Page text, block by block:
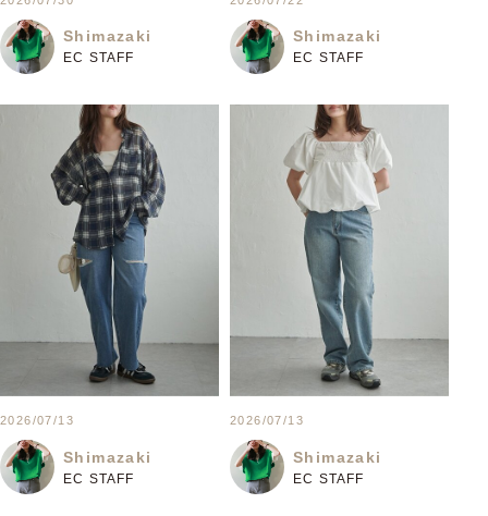
Shimazaki
EC STAFF
Shimazaki
EC STAFF
2026/07/13
Shimazaki
EC STAFF
2026/07/13
Shimazaki
EC STAFF